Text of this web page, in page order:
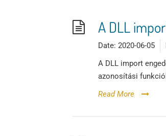
A DLL
Date: 2020-06-05
A DLL import
azonosítási
Read More